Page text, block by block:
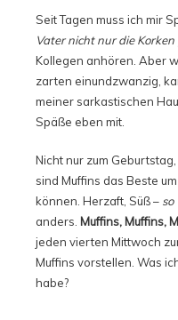
Seit Tagen muss ich mir
Vater nicht nur die Korken
Kollegen anhören. Aber
zarten einundzwanzig,
meiner sarkastischen
Späße eben mit.
Nicht nur zum
sind Muffins das Beste
können. Herzaft, Süß – so
anders. Muffins, Muffins,
jeden vierten Mittwoch
Muffins vorstellen. Was
habe?